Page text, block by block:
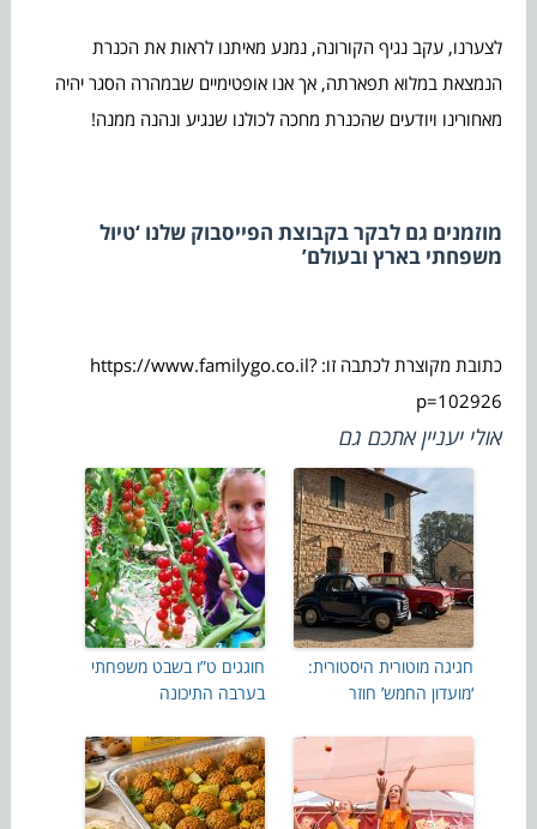
לצערנו, עקב נגיף הקורונה, נמנע מאיתנו לראות את הכנרת
הנמצאת במלוא תפארתה, אך אנו אופטימיים שבמהרה הסגר יהיה
מאחורינו ויודעים שהכנרת מחכה לכולנו שנגיע ונהנה ממנה!
מוזמנים גם לבקר בקבוצת הפייסבוק שלנו ‘טיול
משפחתי בארץ ובעולם’
כתובת מקוצרת לכתבה זו: https://www.familygo.co.il?
p=102926
אולי יעניין אתכם גם
חגיגה מוטורית היסטורית:
‘מועדון החמש’ חוזר
חוגגים ט”ו בשבט משפחתי
בערבה התיכונה